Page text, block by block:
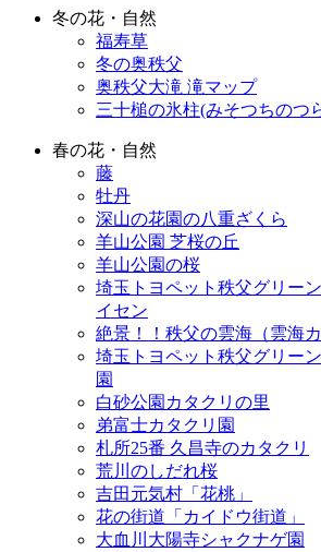
冬の花・自然
福寿草
冬の奥秩父
奥秩父大滝 滝マップ
三十槌の氷柱(みそつちのつ
春の花・自然
藤
牡丹
深山の花園の八重ざくら
羊山公園 芝桜の丘
羊山公園の桜
埼玉トヨペット秩父グリー
イセン
絶景！！秩父の雲海（雲海カ
埼玉トヨペット秩父グリー
園
白砂公園カタクリの里
弟富士カタクリ園
札所25番 久昌寺のカタクリ
荒川のしだれ桜
吉田元気村「花桃」
花の街道「カイドウ街道」
大血川大陽寺シャクナゲ園